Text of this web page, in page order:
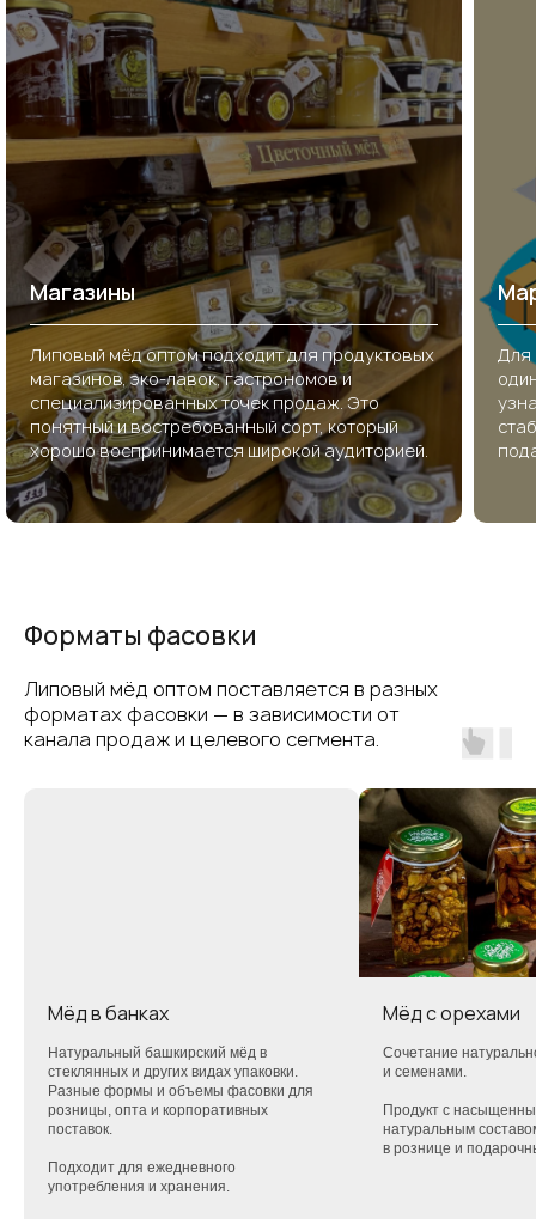
Магазины
Липовый мёд оптом подходит для продуктовых
магазинов, эко-лавок, гастрономов и
специализированных точек продаж. Это
понятный и востребованный сорт, который
хорошо воспринимается широкой аудиторией.
Для
Форматы фасовки
Липовый мёд оптом поставляется в разных
форматах фасовки — в зависимости от
канала продаж и целевого сегмента.
Мёд в банках
Натуральный башкирский мёд в
стеклянных и других видах упаковки.
Разные формы и объемы фасовки для
розницы, опта и корпоративных
поставок.
Подходит для ежедневного
употребления и хранения.
Мёд с орехами
Сочетание
и семенами.
Продукт с
натуральным
в рознице и